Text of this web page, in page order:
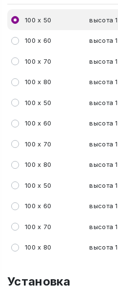
100 х 50 высота
100 х 60 высота
100 х 70 высота
100 х 80 высота
100 х 50 высота
100 х 60 высота
100 х 70 высота
100 х 80 высота
100 х 50 высота
100 х 60 высота
100 х 70 высота
100 х 80 высота
Установка